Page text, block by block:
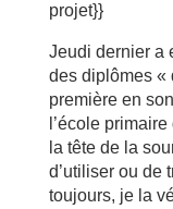
projet}}
Jeudi dernier a
des diplômes «
première en
l’école
la tête de la
d’utiliser ou de
toujours, je la